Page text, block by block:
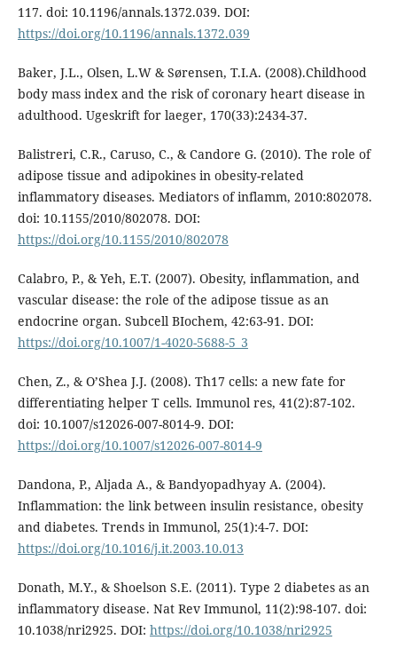
117. doi: 10.1196/annals.1372.039. DOI:
https://doi.org/10.1196/annals.1372.039
Baker, J.L., Olsen, L.W & Sørensen, T.I.A. (2008).Childhood
body mass index and the risk of coronary heart disease in
adulthood. Ugeskrift for laeger, 170(33):2434-37.
Balistreri, C.R., Caruso, C., & Candore G. (2010). The role of
adipose tissue and adipokines in obesity-related
inflammatory diseases. Mediators of inflamm, 2010:802078.
doi: 10.1155/2010/802078. DOI:
https://doi.org/10.1155/2010/802078
Calabro, P., & Yeh, E.T. (2007). Obesity, inflammation, and
vascular disease: the role of the adipose tissue as an
endocrine organ. Subcell BIochem, 42:63-91. DOI:
https://doi.org/10.1007/1-4020-5688-5_3
Chen, Z., & O’Shea J.J. (2008). Th17 cells: a new fate for
differentiating helper T cells. Immunol res, 41(2):87-102.
doi: 10.1007/s12026-007-8014-9. DOI:
https://doi.org/10.1007/s12026-007-8014-9
Dandona, P., Aljada A., & Bandyopadhyay A. (2004).
Inflammation: the link between insulin resistance, obesity
and diabetes. Trends in Immunol, 25(1):4-7. DOI:
https://doi.org/10.1016/j.it.2003.10.013
Donath, M.Y., & Shoelson S.E. (2011). Type 2 diabetes as an
inflammatory disease. Nat Rev Immunol, 11(2):98-107. doi:
10.1038/nri2925. DOI: https://doi.org/10.1038/nri2925